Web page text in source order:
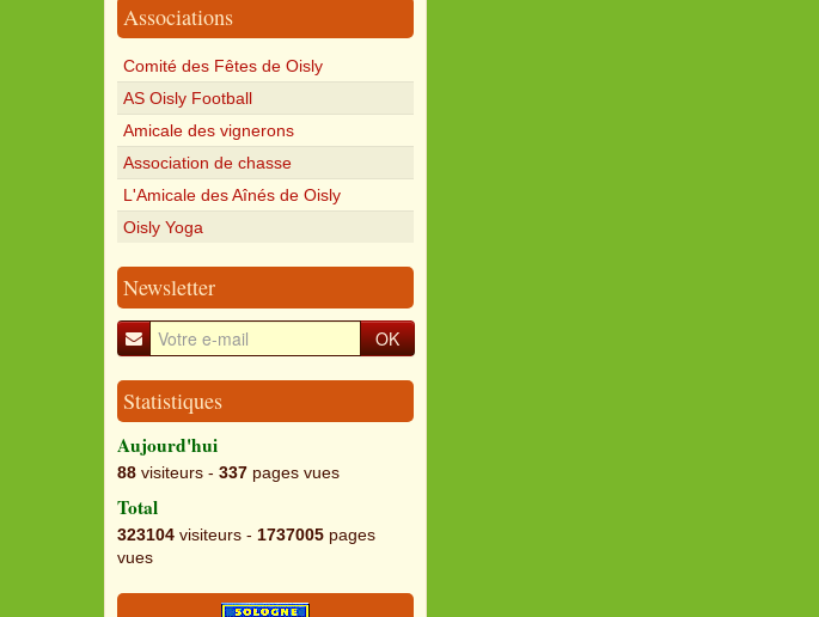
Associations
Comité des Fêtes de Oisly
AS Oisly Football
Amicale des vignerons
Association de chasse
L'Amicale des Aînés de Oisly
Oisly Yoga
Newsletter
OK
Statistiques
Aujourd'hui
88 visiteurs - 337 pages vues
Total
323104 visiteurs - 1737005 pages
vues